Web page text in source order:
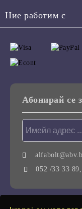
Ние работим с
Абонирай се
052 /33 33